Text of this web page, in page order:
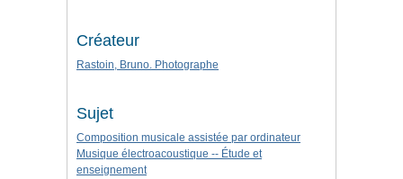
Créateur
Rastoin, Bruno. Photographe
Sujet
Composition musicale assistée par ordinateur
Musique électroacoustique -- Étude et
enseignement